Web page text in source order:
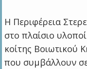
Η Περιφέρεια
στο πλαίσιο
κοίτης Βοιωτικού
που συμβάλλουν